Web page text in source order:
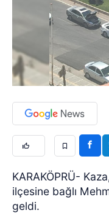
KARAKÖPRÜ-
ilçesine bağlı
geldi.